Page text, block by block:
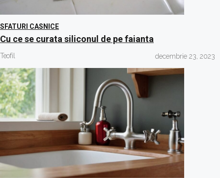
SFATURI CASNICE
Cu ce se curata siliconul de pe faianta
Teofil decembrie 23, 2023